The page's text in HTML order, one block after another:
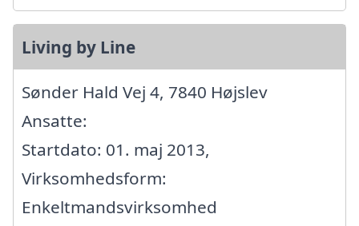
Living by Line
Sønder Hald Vej 4, 7840 Højslev
Ansatte:
Startdato: 01. maj 2013,
Virksomhedsform:
Enkeltmandsvirksomhed